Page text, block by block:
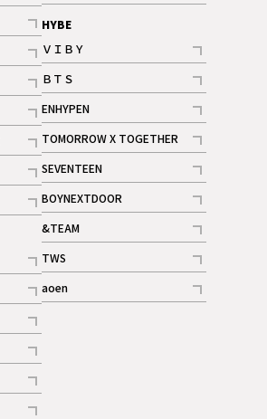
記事
HYBE
ＶＩＢＹ
記事
ＢＴＳ
記事
ENHYPEN
記事
TOMORROW X TOGETHER
記事
ギャラリー
SEVENTEEN
記事
BOYNEXTDOOR
記事
&TEAM
記事
TWS
記事
aoen
記事